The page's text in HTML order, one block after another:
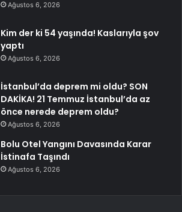
Ağustos 6, 2026
Kim der ki 54 yaşında! Kaslarıyla şov
yaptı
Ağustos 6, 2026
İstanbul’da deprem mi oldu? SON
DAKİKA! 21 Temmuz İstanbul’da az
önce nerede deprem oldu?
Ağustos 6, 2026
Bolu Otel Yangını Davasında Karar
İstinafa Taşındı
Ağustos 6, 2026